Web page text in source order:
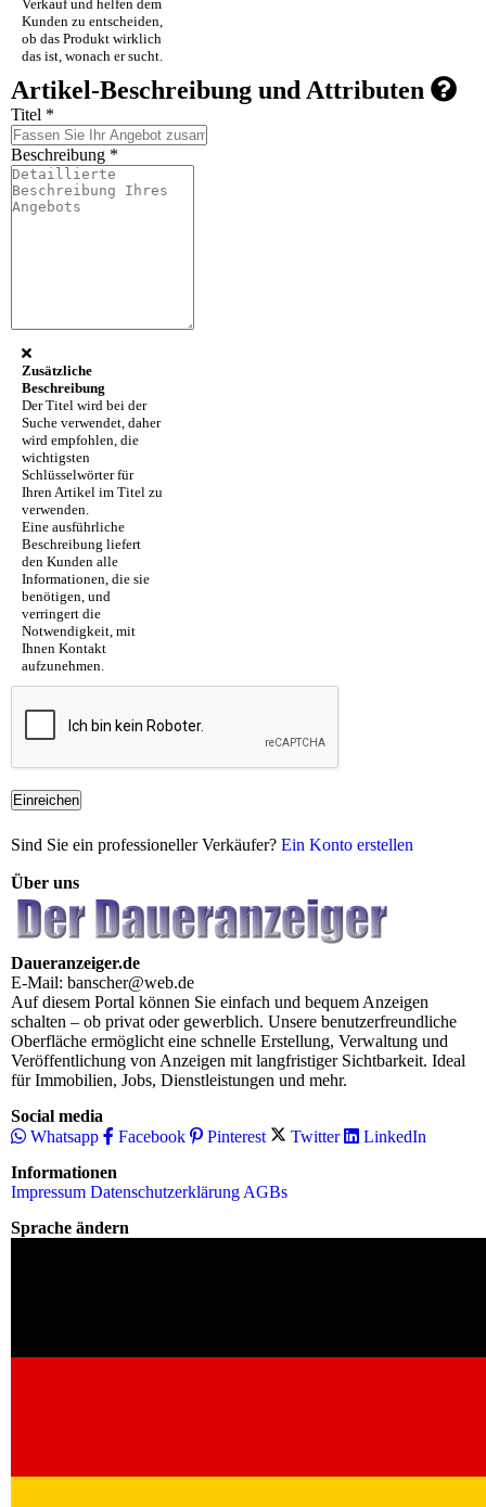
Verkauf und helfen dem
Kunden zu entscheiden,
ob das Produkt wirklich
das ist, wonach er sucht.
Artikel-Beschreibung und Attributen
Titel *
Beschreibung *
Zusätzliche
Beschreibung
Der Titel wird bei der
Suche verwendet, daher
wird empfohlen, die
wichtigsten
Schlüsselwörter für
Ihren Artikel im Titel zu
verwenden.
Eine ausführliche
Beschreibung liefert
den Kunden alle
Informationen, die sie
benötigen, und
verringert die
Notwendigkeit, mit
Ihnen Kontakt
aufzunehmen.
Einreichen
Sind Sie ein professioneller Verkäufer? Ein Konto erstellen
Über uns
Daueranzeiger.de
E-Mail: banscher@web.de
Auf diesem Portal können Sie einfach und bequem Anzeigen
schalten – ob privat oder gewerblich. Unsere benutzerfreundliche
Oberfläche ermöglicht eine schnelle Erstellung, Verwaltung und
Veröffentlichung von Anzeigen mit langfristiger Sichtbarkeit. Ideal
für Immobilien, Jobs, Dienstleistungen und mehr.
Social media
Whatsapp
Facebook Pinterest Twitter
LinkedIn
Informationen
Impressum Datenschutzerklärung AGBs
Sprache ändern